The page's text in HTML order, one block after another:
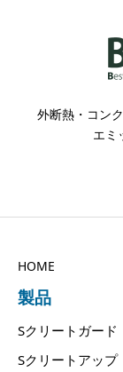
外断熱・コン
エミ
HOME
製品
Sクリートガード
Sクリートアップ